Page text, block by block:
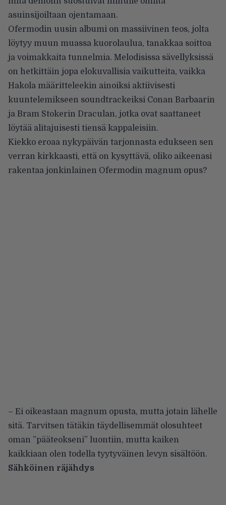
asuinsijoiltaan ojentamaan.
Ofermodin uusin albumi on massiivinen teos, jolta
löytyy muun muassa kuorolaulua, tanakkaa soittoa
ja voimakkaita tunnelmia. Melodisissa sävellyksissä
on hetkittäin jopa elokuvallisia vaikutteita, vaikka
Hakola määritteleekin ainoiksi aktiivisesti
kuuntelemikseen soundtrackeiksi Conan Barbaarin
ja Bram Stokerin Draculan, jotka ovat saattaneet
löytää alitajuisesti tiensä kappaleisiin.
Kiekko eroaa nykypäivän tarjonnasta edukseen sen
verran kirkkaasti, että on kysyttävä, oliko aikeenasi
rakentaa jonkinlainen Ofermodin magnum opus?
– Ei oikeastaan magnum opusta, mutta jotain lähelle
sitä. Tarvitsen tätäkin täydellisemmät olosuhteet
oman ”pääteokseni” luontiin, mutta kaiken
kaikkiaan olen todella tyytyväinen levyn sisältöön.
Sähköinen räjähdys